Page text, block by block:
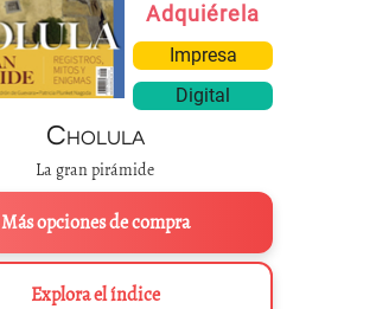
Adquiérela
Impresa
Digital
Cholula
La gran pirámide
Más opciones de compra
Explora el índice